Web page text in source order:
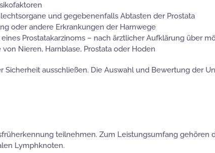
und gegebenenfalls Abtasten der Prostata
oder andere Erkrankungen der Harnwege
Prostatakarzinoms – nach ärztlicher Aufklärung über
Nieren, Harnblase, Prostata oder Hoden
ausschließen. Die Auswahl und Bewertung der
teilnehmen. Zum Leistungsumfang gehören
Lymphknoten.